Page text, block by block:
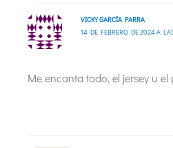
VICKY GARCÍA PARRA
14 DE FEBRERO DE 2024 A
Me encanta todo, el jersey u